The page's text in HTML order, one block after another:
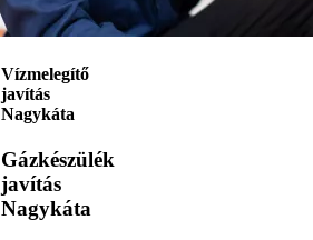
Vízmelegítő
javítás
Nagykáta
Gázkészülék
javítás
Nagykáta